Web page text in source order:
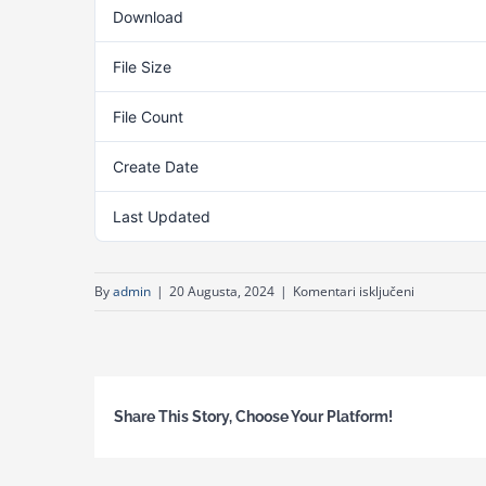
Download
File Size
File Count
Create Date
Last Updated
Byadmin | 20 Augusta, 2024 | Komentari isključeni
Share This Story, Choose Your Platform!